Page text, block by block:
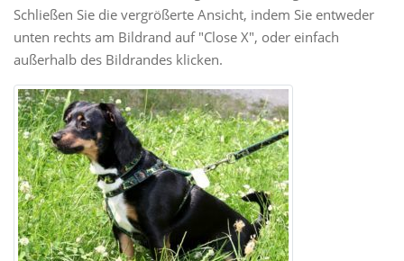
Schließen Sie die vergrößerte Ansicht, indem Sie entweder
unten rechts am Bildrand auf "Close X", oder einfach
außerhalb des Bildrandes klicken.